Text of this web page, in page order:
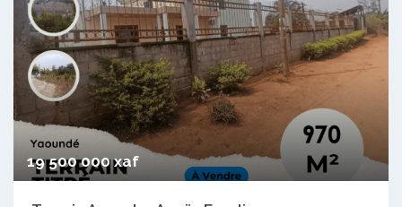
19 500 000 xaf